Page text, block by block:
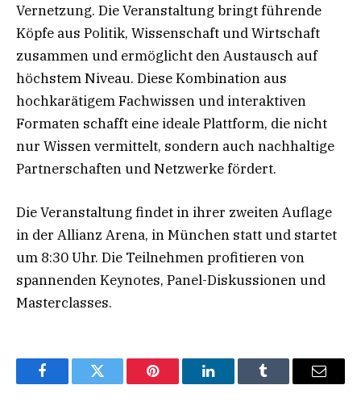
Vernetzung. Die Veranstaltung bringt führende
Köpfe aus Politik, Wissenschaft und Wirtschaft
zusammen und ermöglicht den Austausch auf
höchstem Niveau. Diese Kombination aus
hochkarätigem Fachwissen und interaktiven
Formaten schafft eine ideale Plattform, die nicht
nur Wissen vermittelt, sondern auch nachhaltige
Partnerschaften und Netzwerke fördert.
Die Veranstaltung findet in ihrer zweiten Auflage
in der Allianz Arena, in München statt und startet
um 8:30 Uhr. Die Teilnehmen profitieren von
spannenden Keynotes, Panel-Diskussionen und
Masterclasses.
FacebookTwitter Pinterest LinkedInTumblr Email